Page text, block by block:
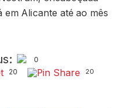
Alicante até ao mês
0
20 20